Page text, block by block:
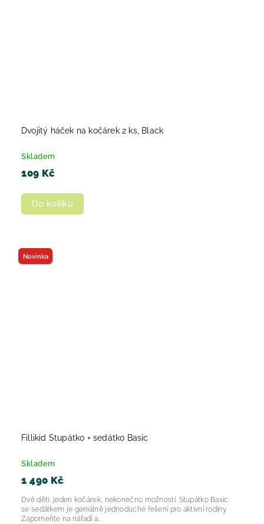
Dvojitý háček na kočárek 2 ks, Black
Skladem
109 Kč
Do košíku
Novinka
Fillikid Stupátko + sedátko Basic
Skladem
1 490 Kč
Dvě děti, jeden kočárek, nekonečno možností. Stupátko Basic
se sedátkem je geniálně jednoduché řešení pro aktivní rodiny.
Zapomeňte na nářadí a...